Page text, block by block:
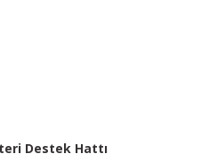
Destek Hattı